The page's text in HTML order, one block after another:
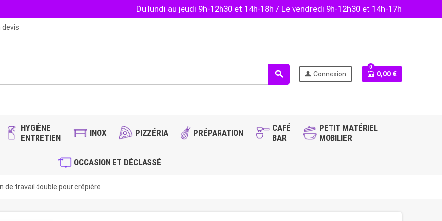
Du lundi au jeudi 9h-12h30 et 14h-18h / Le vendredi 9h-12h30 et 14h-17h
devis
search person Connexion
0
0,00 €
HYGIÈNE
ENTRETIEN
INOX PIZZÉRIA PRÉPARATION
CAFÉ
BAR
PETIT MATÉRIEL
MOBILIER
OCCASION ET DÉCLASSÉ
de travail double pour crêpière